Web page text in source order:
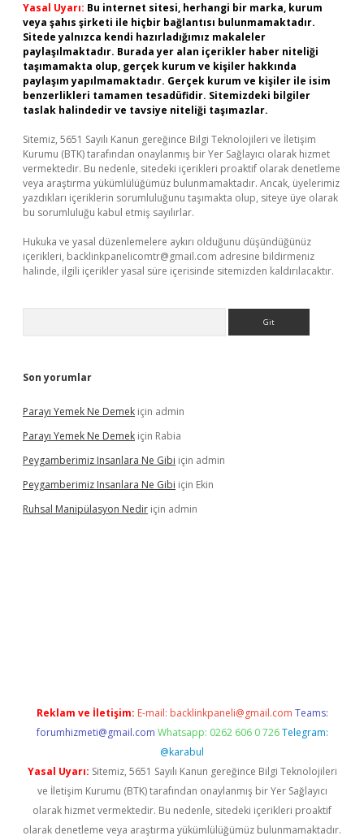
Yasal Uyarı: Bu internet sitesi, herhangi bir marka, kurum
veya şahıs şirketi ile hiçbir bağlantısı bulunmamaktadır.
Sitede yalnızca kendi hazırladığımız makaleler
paylaşılmaktadır. Burada yer alan içerikler haber niteliği
taşımamakta olup, gerçek kurum ve kişiler hakkında
paylaşım yapılmamaktadır. Gerçek kurum ve kişiler ile isim
benzerlikleri tamamen tesadüfidir. Sitemizdeki bilgiler
taslak halindedir ve tavsiye niteliği taşımazlar.
Sitemiz, 5651 Sayılı Kanun gereğince Bilgi Teknolojileri ve İletişim
Kurumu (BTK) tarafından onaylanmış bir Yer Sağlayıcı olarak hizmet
vermektedir. Bu nedenle, sitedeki içerikleri proaktif olarak denetleme
veya araştırma yükümlülüğümüz bulunmamaktadır. Ancak, üyelerimiz
yazdıkları içeriklerin sorumluluğunu taşımakta olup, siteye üye olarak
bu sorumluluğu kabul etmiş sayılırlar.
Hukuka ve yasal düzenlemelere aykırı olduğunu düşündüğünüz
içerikleri, backlinkpanelicomtr@gmail.com adresine bildirmeniz
halinde, ilgili içerikler yasal süre içerisinde sitemizden kaldırılacaktır.
Son yorumlar
Parayı Yemek Ne Demek için admin
Parayı Yemek Ne Demek için Rabia
Peygamberimiz Insanlara Ne Gibi için admin
Peygamberimiz Insanlara Ne Gibi için Ekin
Ruhsal Manipülasyon Nedir için admin
Reklam ve İletişim: E-mail: backlinkpaneli@gmail.com Teams:
forumhizmeti@gmail.com Whatsapp: 0262 606 0 726 Telegram:
@karabul
Yasal Uyarı: Sitemiz, 5651 Sayılı Kanun gereğince Bilgi Teknolojileri
ve İletişim Kurumu (BTK) tarafından onaylanmış bir Yer Sağlayıcı
olarak hizmet vermektedir. Bu nedenle, sitedeki içerikleri proaktif
olarak denetleme veya araştırma yükümlülüğümüz bulunmamaktadır.